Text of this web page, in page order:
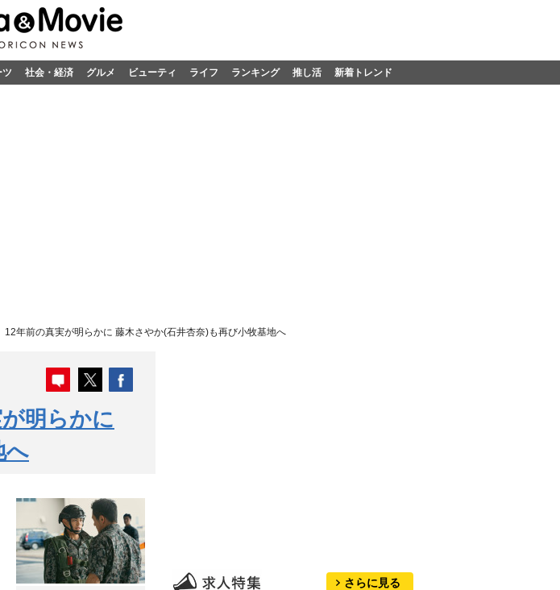
ツ 社会・経済 グルメ ビューティ ライフ ランキング 推し活 新着トレンド
12年前の真実が明らかに 藤木さやか(石井杏奈)も再び小牧基地へ
明らかに
へ
さらに見る